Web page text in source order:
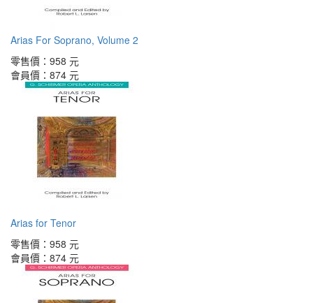
Arias For Soprano, Volume 2
零售價： 958 元
會員價： 874 元
Arias for Tenor
零售價： 958 元
會員價： 874 元